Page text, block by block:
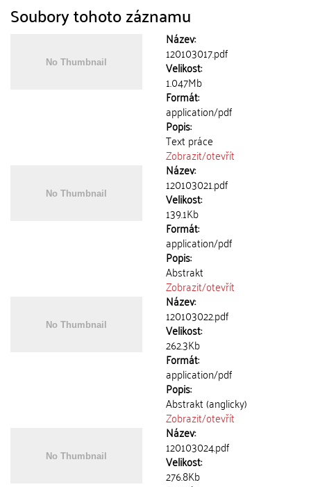
Soubory tohoto záznamu
Název:
120103017.pdf
Velikost:
1.047Mb
Formát:
application/pdf
Popis:
Text práce
Zobrazit/otevřít
Název:
120103021.pdf
Velikost:
139.1Kb
Formát:
application/pdf
Popis:
Abstrakt
Zobrazit/otevřít
Název:
120103022.pdf
Velikost:
262.3Kb
Formát:
application/pdf
Popis:
Abstrakt (anglicky)
Zobrazit/otevřít
Název:
120103024.pdf
Velikost:
276.8Kb